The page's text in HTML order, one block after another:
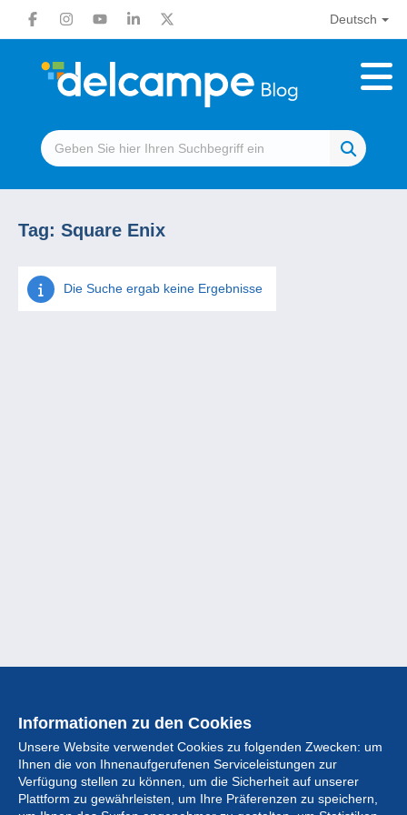
Deutsch
Tag: Square Enix
Die Suche ergab keine Ergebnisse
Informationen zu den Cookies
Unsere Website verwendet Cookies zu folgenden Zwecken: um
Ihnen die von Ihnenaufgerufenen Serviceleistungen zur
Verfügung stellen zu können, um die Sicherheit auf unserer
Plattform zu gewährleisten, um Ihre Präferenzen zu speichern,